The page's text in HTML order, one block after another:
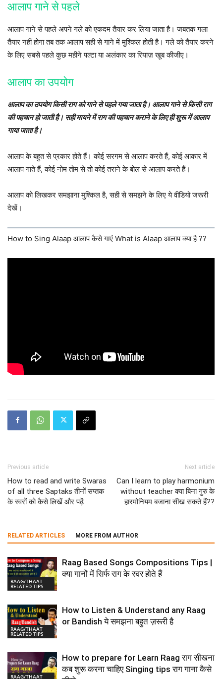
आलाप गाने से पहले
आलाप गाने से पहले अपने गले को एकदम तैयार कर लिया जाता है। जबतक गला
तैयार नहीं होगा तब तक आलाप सही से गाने में मुश्किल होती है। गले को तैयार करने
के लिए सबसे पहले कुछ महीने पल्टा या अलंकार का रियाज़ खूब कीजीए।
आलाप का उपयोग
आलाप का उपयोग किसी राग को गाने से पहले गया जाता है। आलाप गाने से किसी राग
की पहचान हो जाती है। सही मायने में राग की पहचान कराने के लिए ही शुरू में आलाप
गाया जाता है।
आलाप के बहुत से प्रकार होते हैं। कोई सरगम से आलाप करते हैं, कोई आकार में
आलाप गाते हैं, कोई नोम तोम से तो कोई तराने के बोल से आलाप करते हैं।
आलाप को लिखकर समझाना मुश्किल है, सही से समझने के लिए ये वीडियो जरूरी
देखें।
How to Sing Alaap आलाप कैसे गाएं What is Alaap आलाप क्या है ??
Previous article
How to read and write Swaras
of all three Saptaks तीनों सप्तक
के स्वरों को कैसे लिखें और पढ़ें
Next article
Can I learn to play harmonium
without teacher क्या बिना गुरु के
हारमोनियम बजाना सीख सकते हैं??
RELATED ARTICLES MORE FROM AUTHOR
RAAG/THAAT
RELATED TIPS
Raag Based Songs Compositions Tips |
क्या गानों में सिर्फ राग के स्वर होते हैं
RAAG/THAAT
RELATED TIPS
How to Listen & Understand any Raag
or Bandish ये समझना बहुत ज़रूरी है
RAAG/THAAT
How to prepare for Learn Raag राग सीखना
कब शुरू करना चाहिए Singing tips राग गाना कैसे